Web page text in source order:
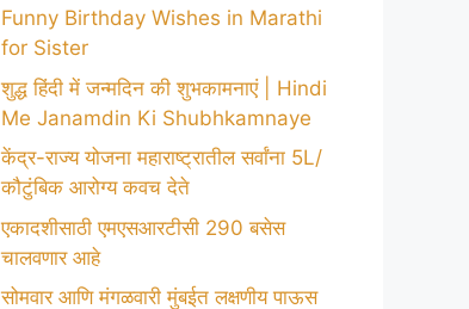
Funny Birthday Wishes in Marathi
for Sister
शुद्ध हिंदी में जन्मदिन की शुभकामनाएं | Hindi
Me Janamdin Ki Shubhkamnaye
केंद्र-राज्य योजना महाराष्ट्रातील सर्वांना 5L/
कौटुंबिक आरोग्य कवच देते
एकादशीसाठी एमएसआरटीसी 290 बसेस
चालवणार आहे
सोमवार आणि मंगळवारी मुंबईत लक्षणीय पाऊस